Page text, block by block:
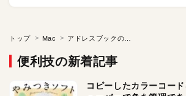
トップ Mac
便利技の新着記事
コピーしたカラーコー